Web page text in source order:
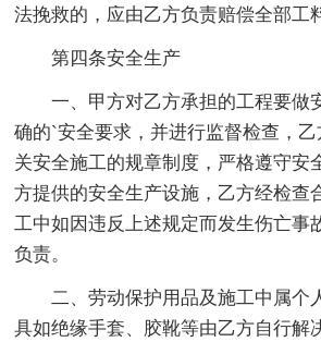
法挽救的，应由乙方负责赔偿全部工
第四条安全生产
一、甲方对乙方承担的工程要做
确的`安全要求，并进行监督检查，
关安全施工的规章制度，严格遵守安
方提供的安全生产设施，乙方经检查
工中如因违反上述规定而发生伤亡事
负责。
二、劳动保护用品及施工中属个
具如绝缘手套、胶靴等由乙方自行解